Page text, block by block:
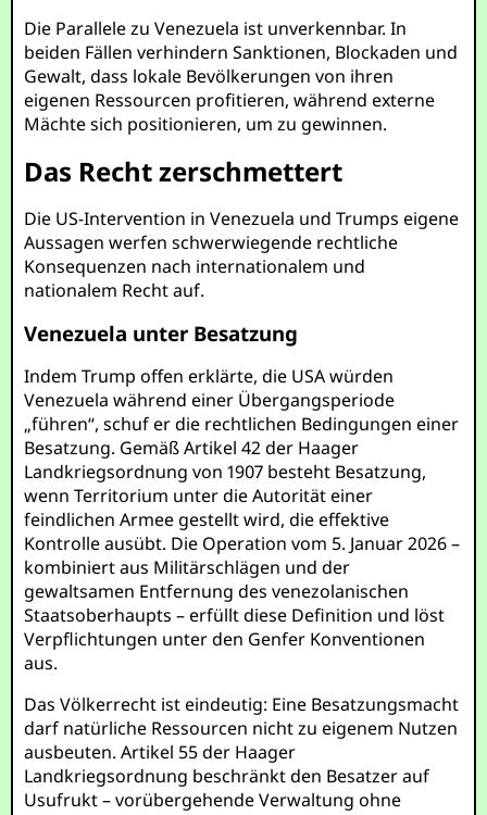
Die Parallele zu Venezuela ist unverkennbar. In
beiden Fällen verhindern Sanktionen, Blockaden und
Gewalt, dass lokale Bevölkerungen von ihren
eigenen Ressourcen profitieren, während externe
Mächte sich positionieren, um zu gewinnen.
Das Recht zerschmettert
Die US-Intervention in Venezuela und Trumps eigene
Aussagen werfen schwerwiegende rechtliche
Konsequenzen nach internationalem und
nationalem Recht auf.
Venezuela unter Besatzung
Indem Trump offen erklärte, die USA würden
Venezuela während einer Übergangsperiode
„führen“, schuf er die rechtlichen Bedingungen einer
Besatzung. Gemäß Artikel 42 der Haager
Landkriegsordnung von 1907 besteht Besatzung,
wenn Territorium unter die Autorität einer
feindlichen Armee gestellt wird, die effektive
Kontrolle ausübt. Die Operation vom 5. Januar 2026 –
kombiniert aus Militärschlägen und der
gewaltsamen Entfernung des venezolanischen
Staatsoberhaupts – erfüllt diese Definition und löst
Verpflichtungen unter den Genfer Konventionen
aus.
Das Völkerrecht ist eindeutig: Eine Besatzungsmacht
darf natürliche Ressourcen nicht zu eigenem Nutzen
ausbeuten. Artikel 55 der Haager
Landkriegsordnung beschränkt den Besatzer auf
Usufrukt – vorübergehende Verwaltung ohne